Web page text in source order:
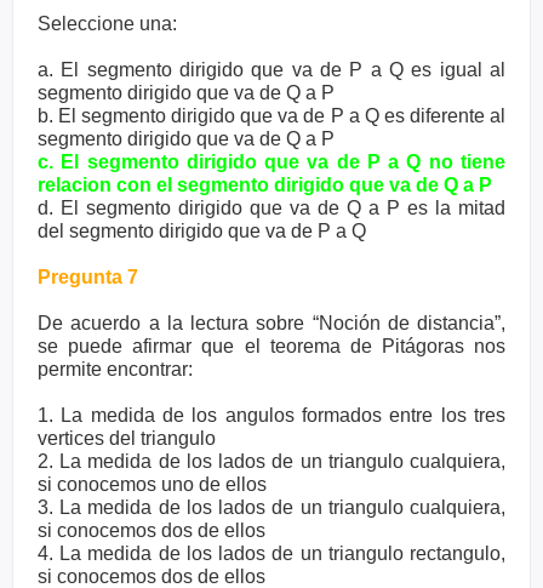
Seleccione una:
a. El segmento dirigido que va de P a Q es igual al
segmento dirigido que va de Q a P
b. El segmento dirigido que va de P a Q es diferente al
segmento dirigido que va de Q a P
c. El segmento dirigido que va de P a Q no tiene
relacion con el segmento dirigido que va de Q a P
d. El segmento dirigido que va de Q a P es la mitad
del segmento dirigido que va de P a Q
Pregunta 7
De acuerdo a la lectura sobre “Noción de distancia”,
se puede afirmar que el teorema de Pitágoras nos
permite encontrar:
1. La medida de los angulos formados entre los tres
vertices del triangulo
2. La medida de los lados de un triangulo cualquiera,
si conocemos uno de ellos
3. La medida de los lados de un triangulo cualquiera,
si conocemos dos de ellos
4. La medida de los lados de un triangulo rectangulo,
si conocemos dos de ellos